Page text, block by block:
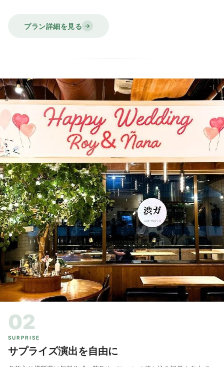
プラン詳細を見る →
02
SURPRISE
サプライズ演出を自由に